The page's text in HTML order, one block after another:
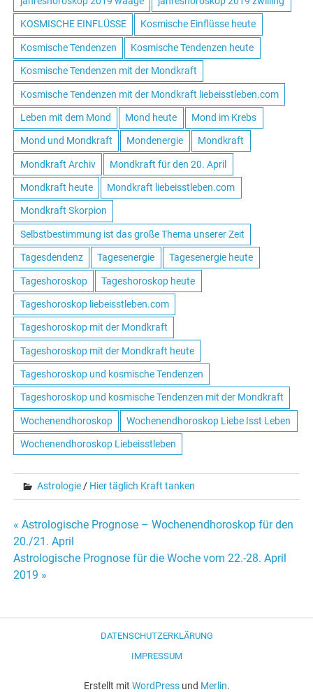
KOSMISCHE EINFLÜSSE Kosmische Einflüsse heute
Kosmische Tendenzen Kosmische Tendenzen heute
Kosmische Tendenzen mit der Mondkraft
Kosmische Tendenzen mit der Mondkraft liebeisstleben.com
Leben mit dem Mond Mond heute Mond im Krebs
Mond und Mondkraft Mondenergie Mondkraft
Mondkraft Archiv Mondkraft für den 20. April
Mondkraft heute Mondkraft liebeisstleben.com
Mondkraft Skorpion
Selbstbestimmung ist das große Thema unserer Zeit
Tagesdendenz Tagesenergie Tagesenergie heute
Tageshoroskop Tageshoroskop heute
Tageshoroskop liebeisstleben.com
Tageshoroskop mit der Mondkraft
Tageshoroskop mit der Mondkraft heute
Tageshoroskop und kosmische Tendenzen
Tageshoroskop und kosmische Tendenzen mit der Mondkraft
Wochenendhoroskop Wochenendhoroskop Liebe Isst Leben
Wochenendhoroskop Liebeisstleben
Astrologie/ Hier täglich Kraft tanken
Beitrags-
Navigation
« Astrologische Prognose – Wochenendhoroskop für den
20./21. April
Astrologische Prognose für die Woche vom 22.-28. April
2019 »
DATENSCHUTZERKLÄRUNG
IMPRESSUM
Erstellt mit WordPressund Merlin.